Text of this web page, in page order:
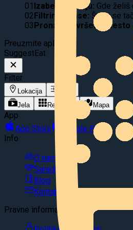
01 Izaberi lokaciju: Gde želiš
02Filtriraj ukuse: Šta ti se
03Pronađi savršeno mesto
Preuzmite aplikaciju
SuggestEat
Filter
Lokacija
Jela
Restorani Mapa
App
App Store
Google Play
Info
O nama
Saradnja
Blog
Kontakt
Pravne informacije